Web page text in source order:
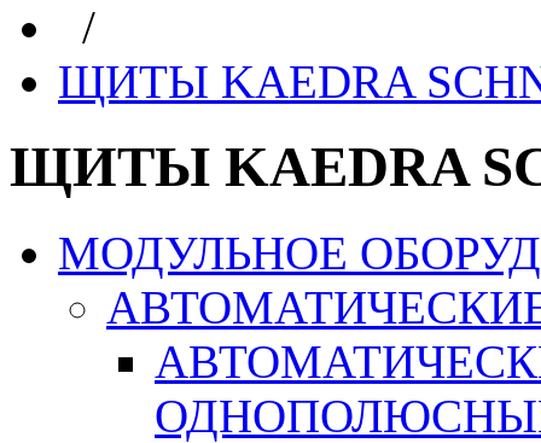
/
ЩИТЫ KAEDRA
ЩИТЫ KAEDRA
МОДУЛЬНОЕ